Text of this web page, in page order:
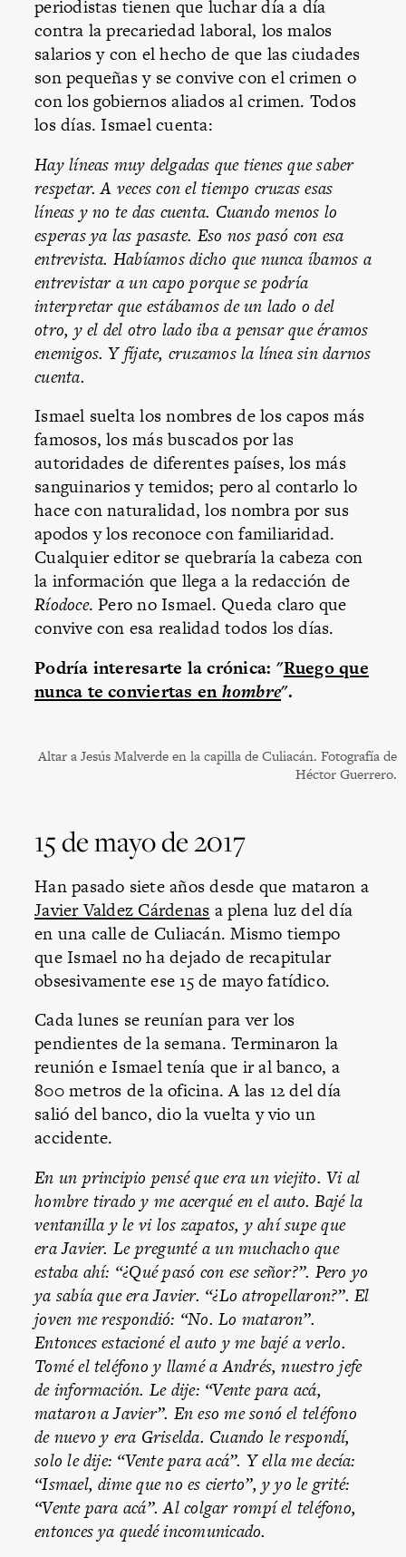
periodistas tienen que luchar día a día
contra la precariedad laboral, los malos
salarios y con el hecho de que las ciudades
son pequeñas y se convive con el crimen o
con los gobiernos aliados al crimen. Todos
los días. Ismael cuenta:
Hay líneas muy delgadas que tienes que saber
respetar. A veces con el tiempo cruzas esas
líneas y no te das cuenta. Cuando menos lo
esperas ya las pasaste. Eso nos pasó con esa
entrevista. Habíamos dicho que nunca íbamos a
entrevistar a un capo porque se podría
interpretar que estábamos de un lado o del
otro, y el del otro lado iba a pensar que éramos
enemigos. Y fíjate, cruzamos la línea sin darnos
cuenta.
Ismael suelta los nombres de los capos más
famosos, los más buscados por las
autoridades de diferentes países, los más
sanguinarios y temidos; pero al contarlo lo
hace con naturalidad, los nombra por sus
apodos y los reconoce con familiaridad.
Cualquier editor se quebraría la cabeza con
la información que llega a la redacción de
Ríodoce. Pero no Ismael. Queda claro que
convive con esa realidad todos los días.
Podría interesarte la crónica: "Ruego que
nunca te conviertas enhombre".
Altar a Jesús Malverde en la capilla de Culiacán. Fotografía de
Héctor Guerrero.
15 de mayo de 2017
Han pasado siete años desde que mataron a
Javier Valdez Cárdenas a plena luz del día
en una calle de Culiacán. Mismo tiempo
que Ismael no ha dejado de recapitular
obsesivamente ese 15 de mayo fatídico.
Cada lunes se reunían para ver los
pendientes de la semana. Terminaron la
reunión e Ismael tenía que ir al banco, a
800 metros de la oficina. A las 12 del día
salió del banco, dio la vuelta y vio un
accidente.
En un principio pensé que era un viejito. Vi al
hombre tirado y me acerqué en el auto. Bajé la
ventanilla y le vi los zapatos, y ahí supe que
era Javier. Le pregunté a un muchacho que
estaba ahí: “¿Qué pasó con ese señor?”. Pero yo
ya sabía que era Javier. “¿Lo atropellaron?”. El
joven me respondió: “No. Lo mataron”.
Entonces estacioné el auto y me bajé a verlo.
Tomé el teléfono y llamé a Andrés, nuestro jefe
de información. Le dije: “Vente para acá,
mataron a Javier”. En eso me sonó el teléfono
de nuevo y era Griselda. Cuando le respondí,
solo le dije: “Vente para acá”. Y ella me decía:
“Ismael, dime que no es cierto”, y yo le grité:
“Vente para acá”. Al colgar rompí el teléfono,
entonces ya quedé incomunicado.